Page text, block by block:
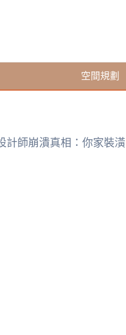
空間規劃
計師崩潰真相：你家裝